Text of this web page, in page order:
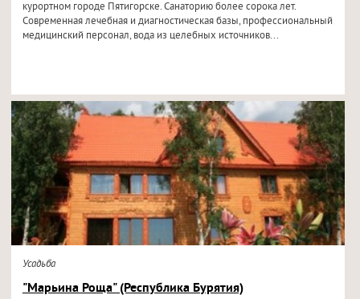
курортном городе Пятигорске. Санаторию более сорока лет.
Современная лечебная и диагностическая базы, профессиональный
медицинский персонал, вода из целебных источников...
Усадьба
"Марьина Роща" (Республика Бурятия)